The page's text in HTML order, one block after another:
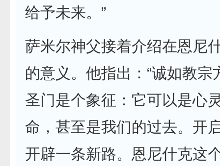
给予未来。”
萨米尔神父接着介绍在恩尼
的意义。他指出：“诚如教宗
圣门是个象征：它可以是心
命，甚至是我们的过去。开
开辟一条新路。恩尼什克这